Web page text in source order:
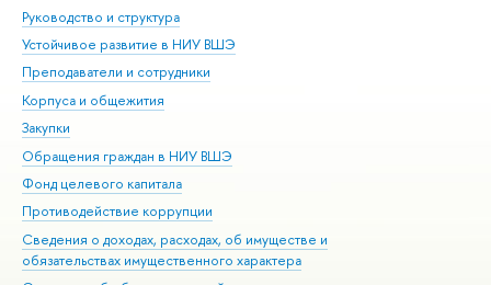
Руководство и структура
Устойчивое развитие в НИУ ВШЭ
Преподаватели и сотрудники
Корпуса и общежития
Закупки
Обращения граждан в НИУ ВШЭ
Фонд целевого капитала
Противодействие коррупции
Сведения о доходах, расходах, об имуществе и
обязательствах имущественного характера